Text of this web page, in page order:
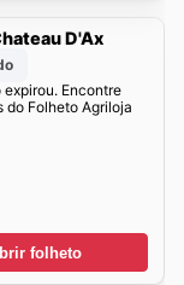
D'Ax
expirou. Encontre
do Folheto Agriloja
folheto